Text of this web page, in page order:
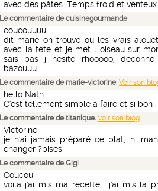
avec des pâtes. Temps froid et
Le commentaire de cuisinegourmande
coucouuuu
dit marie on trouve ou les vrais
avec la tete et je met l oiseau sur
sais pas j hesite rhoooooj deconne
bazouuu
Le commentaire de marie-victorine. Voir son
hello Nath
C'est tellement simple à faire et si bon .
Le commentaire de titanique. Voir son blog
Victorine
je n'ai jamais préparé ce plat, ni
changer ?bises
Le commentaire de Gigi
Coucou
voila j'ai mis ma recette ...j'ai mis la